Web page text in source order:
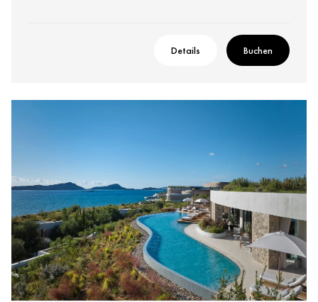
Details Buchen